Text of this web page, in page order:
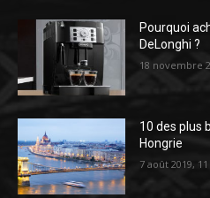
Pourquoi
DeLonghi ?
18 novembre
10 des plus
Hongrie
7 août 2019,